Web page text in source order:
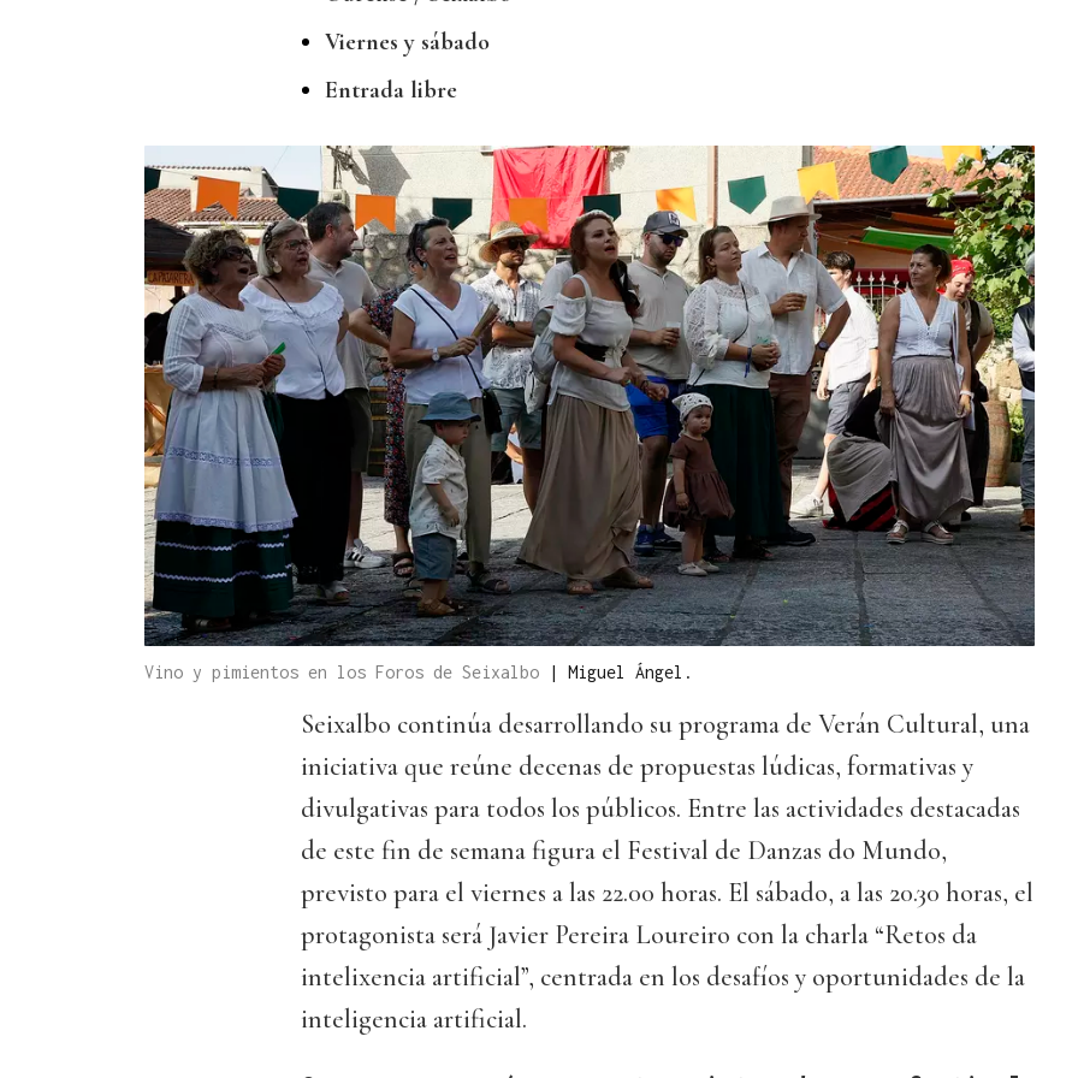
Viernes y sábado
Entrada libre
Vino y pimientos en los Foros de Seixalbo | Miguel Ángel.
Seixalbo continúa desarrollando su programa de Verán Cultural, una
iniciativa que reúne decenas de propuestas lúdicas, formativas y
divulgativas para todos los públicos. Entre las actividades destacadas
de este fin de semana figura el Festival de Danzas do Mundo,
previsto para el viernes a las 22.00 horas. El sábado, a las 20.30 horas, el
protagonista será Javier Pereira Loureiro con la charla “Retos da
intelixencia artificial”, centrada en los desafíos y oportunidades de la
inteligencia artificial.